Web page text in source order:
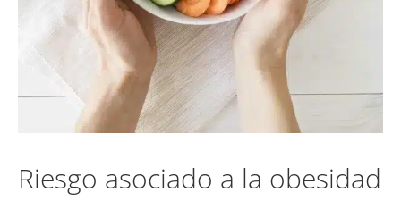
Riesgo asociado a la obesidad